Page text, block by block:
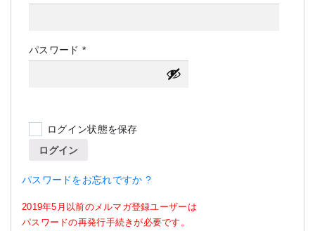
パスワード *必
須
ログイン状態を保存
ログイン
パスワードをお忘れですか ?
2019年5月以前のメルマガ登録ユーザーは
パスワードの再発行手続きが必要です。